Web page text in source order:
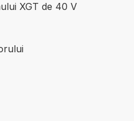
XGT de 40 V